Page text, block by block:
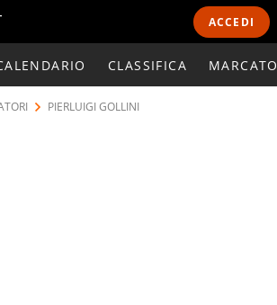
ACCEDI
CLASSIFICA
PIERLUIGI GOLLINI